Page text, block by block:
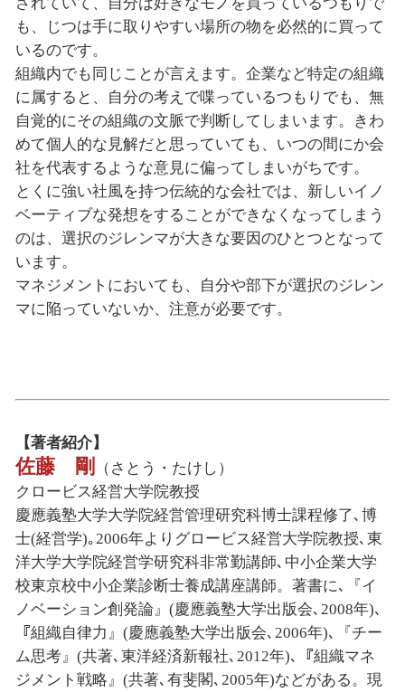
も、じつは手に取りやすい場所の物を必然的に買って
いるのです。
組織内でも同じことが言えます。企業など特定の組織
に属すると、自分の考えで喋っているつもりでも、無
自覚的にその組織の文脈で判断してしまいます。きわ
めて個人的な見解だと思っていても、いつの間にか会
社を代表するような意見に偏ってしまいがちです。
とくに強い社風を持つ伝統的な会社では、新しいイノ
ベーティブな発想をすることができなくなってしまう
のは、選択のジレンマが大きな要因のひとつとなって
います。
マネジメントにおいても、自分や部下が選択のジレン
マに陥っていないか、注意が必要です。
【著者紹介】
佐藤 剛
（さとう・たけし）
クロービス経営大学院教授
慶應義塾大学大学院経営管理研究科博士課程修了､博
士(経営学)｡2006年よりグロービス経営大学院教授､東
洋大学大学院経営学研究科非常勤講師､中小企業大学
校東京校中小企業診断士養成講座講師。著書に､『イ
ノベーション創発論』(慶應義塾大学出版会､2008年)､
『組織自律力』(慶應義塾大学出版会､2006年)､『チー
ム思考』(共著､東洋経済新報社､2012年)､『組織マネ
ジメント戦略』(共著､有斐閣､2005年)などがある。現